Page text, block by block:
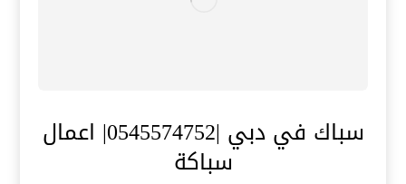
سباك في دبي |0545574752| اعمال
سباكة